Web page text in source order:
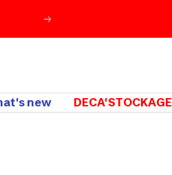
Suivant
new DECA'STOCKAGE